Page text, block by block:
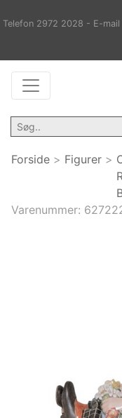
Telefon 2972 2028 - E-
Forside > Figurer >
Varenummer: